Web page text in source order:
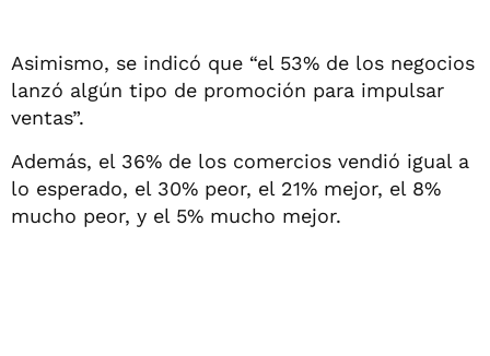
Asimismo, se indicó que “el 53% de los negocios
lanzó algún tipo de promoción para impulsar
ventas”.
Además, el 36% de los comercios vendió igual a
lo esperado, el 30% peor, el 21% mejor, el 8%
mucho peor, y el 5% mucho mejor.